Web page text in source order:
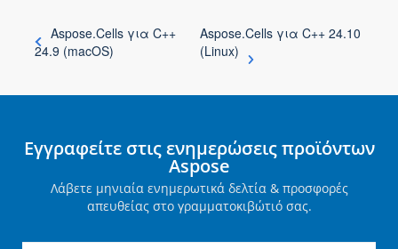
Aspose.Cells για C++
24.9 (macOS)
Aspose.Cells για C++ 24.10
(Linux)
Εγγραφείτε στις ενημερώσεις προϊόντων
Aspose
Λάβετε μηνιαία ενημερωτικά δελτία & προσφορές
απευθείας στο γραμματοκιβώτιό σας.